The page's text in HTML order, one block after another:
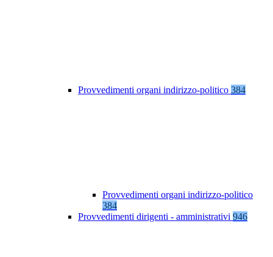
Provvedimenti organi indirizzo-politico 384
Provvedimenti organi indirizzo-politico
384
Provvedimenti dirigenti - amministrativi 946